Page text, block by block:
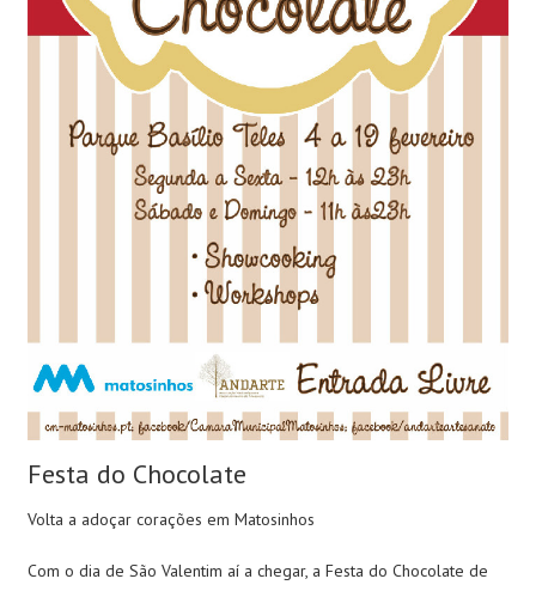
Festa do Chocolate
Volta a adoçar corações em Matosinhos
Com o dia de São Valentim aí a chegar, a Festa do Chocolate de